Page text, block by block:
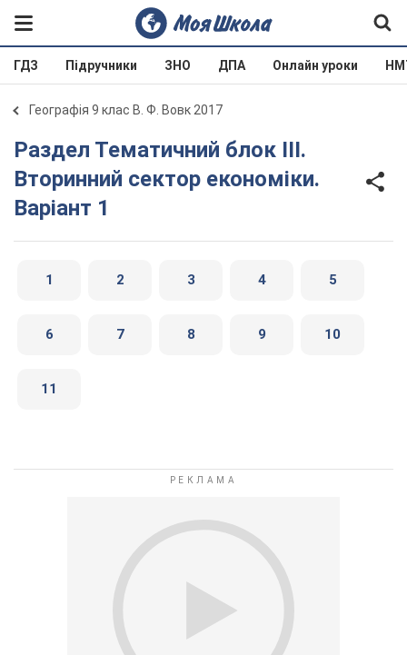
ГДЗ Підручники ЗНО ДПА Онлайн уроки
Географія 9 клас В. Ф. Вовк 2017
Раздел Тематичний блок III.
Вторинний сектор економіки.
Варіант 1
1 2 3 4 5
6 7 8 9 10
11